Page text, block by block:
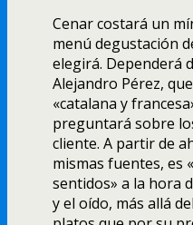
Cenar costará un
menú degustación
elegirá. Dependerá
Alejandro Pérez,
«catalana y
preguntará sobre
cliente. A partir de
mismas fuentes, es
sentidos» a la hora
y el oí­do, más allá